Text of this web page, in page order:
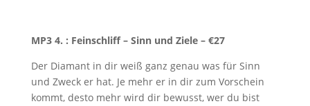
MP3 4. : Feinschliff – Sinn und Ziele– €27
Der Diamant in dir weiß ganz genau was für Sinn
und Zweck er hat. Je mehr er in dir zum Vorschein
kommt, desto mehr wird dir bewusst, wer du bist